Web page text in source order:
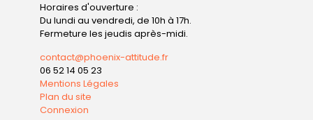
Horaires d'ouverture :
Du lundi au vendredi, de 10h à 17h.
Fermeture les jeudis après-midi.
contact@phoenix-attitude.fr
06 52 14 05 23
Mentions Légales
Plan du site
Connexion